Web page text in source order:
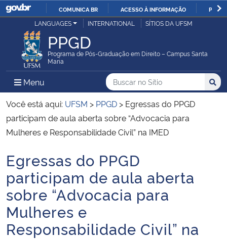
IR
O
COMUNICA BR ACESSO À INFORMAÇÃO
Ministério da Justiça e Segurança Pública
Ministério da Defesa
Ministério das Relações Exteriores
Ministério da Economia
Ministério da Infraestrutura
Ministério da Agricultura, Pecuária e Abastecimento
Ministério da Educação
Ministério da Cidadania
LANGUAGES INTERNATIONAL SÍTIOS DA UFSM
PPGD
Programa de Pós-Graduação em Direito – Campus Santa
Maria
Menu Menu Principal do Sítio
Busca
Buscar no no Sítio
Busca:
Você está aqui: UFSM > PPGD > Egressas do PPGD
participam de aula aberta sobre “Advocacia para
Mulheres e Responsabilidade Civil” na IMED
Início do conteúdo
Egressas do PPGD
participam de aula aberta
sobre “Advocacia para
Mulheres e
Responsabilidade Civil” na